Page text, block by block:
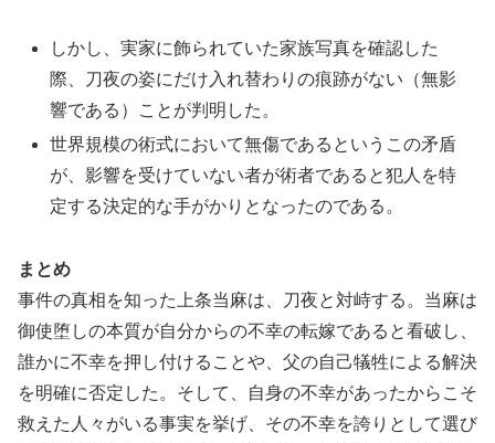
しかし、実家に飾られていた家族写真を確認した
際、刀夜の姿にだけ入れ替わりの痕跡がない（無影
響である）ことが判明した。
世界規模の術式において無傷であるというこの矛盾
が、影響を受けていない者が術者であると犯人を特
定する決定的な手がかりとなったのである。
まとめ
事件の真相を知った上条当麻は、刀夜と対峙する。当麻は
御使堕しの本質が自分からの不幸の転嫁であると看破し、
誰かに不幸を押し付けることや、父の自己犠牲による解決
を明確に否定した。そして、自身の不幸があったからこそ
救えた人々がいる事実を挙げ、その不幸を誇りとして選び